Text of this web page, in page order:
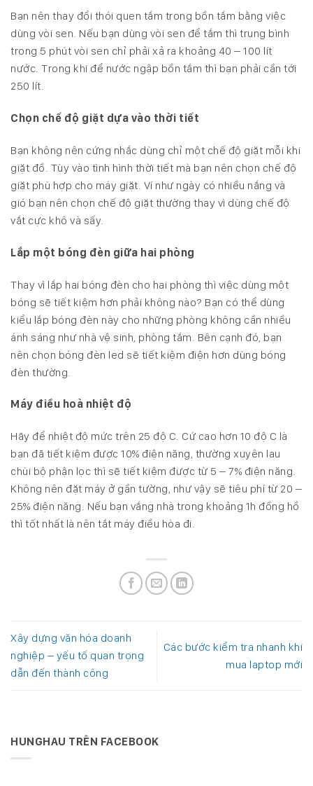
Bạn nên thay đổi thói quen tắm trong bồn tắm bằng việc
dùng vòi sen. Nếu bạn dùng vòi sen để tắm thì trung bình
trong 5 phút vòi sen chỉ phải xả ra khoảng 40 – 100 lít
nước. Trong khi để nước ngập bồn tắm thì bạn phải cần tới
250 lít.
Chọn chế độ giặt dựa vào thời tiết
Bạn không nên cứng nhắc dùng chỉ một chế độ giặt mỗi khi
giặt đồ. Tùy vào tình hình thời tiết mà bạn nên chọn chế độ
giặt phù hợp cho máy giặt. Ví như ngày có nhiều nắng và
gió bạn nên chọn chế độ giặt thường thay vì dùng chế độ
vắt cực khô và sấy.
Lắp một bóng đèn giữa hai phòng
Thay vì lắp hai bóng đèn cho hai phòng thì việc dùng một
bóng sẽ tiết kiệm hơn phải không nào? Bạn có thể dùng
kiểu lắp bóng đèn này cho những phòng không cần nhiều
ánh sáng như nhà vệ sinh, phòng tắm. Bên cạnh đó, bạn
nên chọn bóng đèn led sẽ tiết kiệm điện hơn dùng bóng
đèn thường.
Máy điều hoà nhiệt độ
Hãy để nhiệt độ mức trên 25 độ C. Cứ cao hơn 10 độ C là
bạn đã tiết kiệm được 10% điện năng, thường xuyên lau
chùi bộ phận lọc thì sẽ tiết kiệm được từ 5 – 7% điện năng.
Không nên đặt máy ở gần tường, như vậy sẽ tiêu phí từ 20 –
25% điện năng. Nếu bạn vắng nhà trong khoảng 1h đồng hồ
thì tốt nhất là nên tắt máy điều hòa đi.
Xây dựng văn hóa doanh
nghiệp – yếu tố quan trọng
dẫn đến thành công
Các bước kiểm tra nhanh khi
mua laptop mới
HUNGHAU TRÊN FACEBOOK